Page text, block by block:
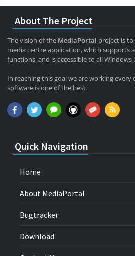
About The Project
The vision of the MediaPortal project is to
media centre application, which supports
functions, and is accessible to all Windows
In reaching this goal we are working every
software is one of the best.
Quick Navigation
Home
About MediaPortal
Bugtracker
Download